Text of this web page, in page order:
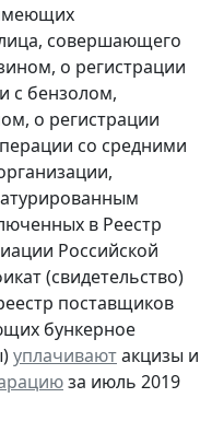
совершающего
о регистрации
с бензолом,
о регистрации
со средними
в Реестр
Российской
(свидетельство)
поставщиков
бункерное
уплачиваютакцизы и
за июль 2019